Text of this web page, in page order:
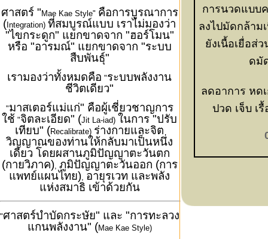
ศาสตร์ " Mae Kae Style" คือการบูรณาการ
( Integration)ที่สมบูรณ์แบบ เราไม่มองว่า
"ไขกระดูก" แยกขาดจาก "ฮอร์โมน"
หรือ "อารมณ์" แยกขาดจาก "ระบบ
สืบพันธุ์"
เรามองว่าทั้งหมดคือ "ระบบพลังงาน
ชีวิตเดียว"
"มาสเตอร์แม่แก่" คือผู้เชี่ยวชาญการ
ใช้ "จิตละเอียด" (Jit La-iad) ในการ "ปรับ
เทียบ" (Recalibrate) ร่างกายและจิต
วิญญาณของท่านให้กลับมาเป็นหนึ่ง
เดียว โดยผสานภูมิปัญญาตะวันตก
(กายวิภาค), ภูมิปัญญาตะวันออก (การ
แพทย์แผนไทย), อายุรเวท และพลัง
แห่งสมาธิ เข้าด้วยกัน
"ศาสตร์บำบัดกระษัย" และ "การทะลวง
แกนพลังงาน" (Mae Kae Style)
การนวดแบบ
ลงไปมัดกล้าม
ยังเนื้อเยื่อส่
ดมั
ลดอาการ หด
ปวด เจ็บ เ